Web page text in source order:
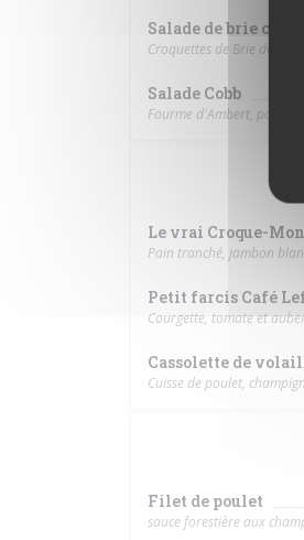
Salade de brie
Croquettes de Brie de
Salade Cobb
Fourme d'Ambert,
Le vrai Croque-
Pain tranché, jambon
Petit farcis Café
Courgette, tomate et
Cassolette de
Cuisse de poulet,
Filet de poulet
sauce forestière aux